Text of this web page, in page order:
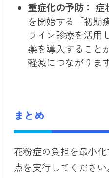
重症化の予防： 症
を開始する「初期
ライン診療を活用
薬を導入すること
軽減につながります
まとめ
花粉症の負担を最小
点を実行してください